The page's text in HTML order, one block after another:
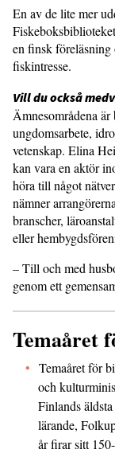
En av de lite mer
en finsk
fiskintresse.
Vill du också
Ämnesområdena
ungdomsarbete,
vetenskap. Elina
kan vara en aktör
höra till något
nämner
branscher,
eller
– Till och med
genom ett
Temaåret
Temaåret för
och
Finlands
lärande,
år firar sitt